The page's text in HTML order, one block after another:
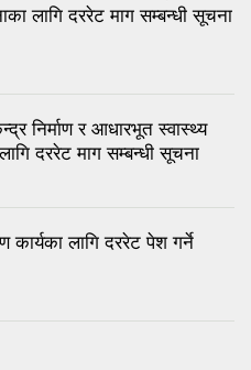
लागि दररेट माग सम्बन्धी सूचना
निर्माण र आधारभूत स्वास्थ्य
दररेट माग सम्बन्धी सूचना
कार्यका लागि दररेट पेश गर्ने